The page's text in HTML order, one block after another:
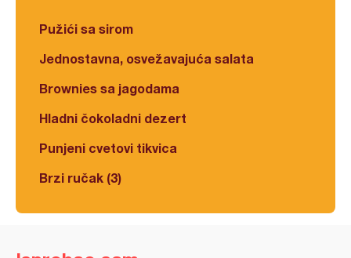
Pužići sa sirom
Jednostavna, osvežavajuća salata
Brownies sa jagodama
Hladni čokoladni dezert
Punjeni cvetovi tikvica
Brzi ručak (3)